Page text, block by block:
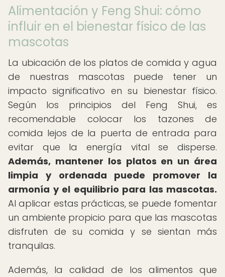
Alimentación y Feng Shui: cómo
influir en el bienestar físico de las
mascotas
La ubicación de los platos de comida y agua
de nuestras mascotas puede tener un
impacto significativo en su bienestar físico.
Según los principios del Feng Shui, es
recomendable colocar los tazones de
comida lejos de la puerta de entrada para
evitar que la energía vital se disperse.
Además, mantener los platos en un área
limpia y ordenada puede promover la
armonía y el equilibrio para las mascotas.
Al aplicar estas prácticas, se puede fomentar
un ambiente propicio para que las mascotas
disfruten de su comida y se sientan más
tranquilas.
Además, la calidad de los alimentos que